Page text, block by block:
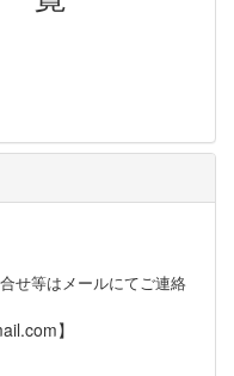
せ等はメールにてご連絡
】